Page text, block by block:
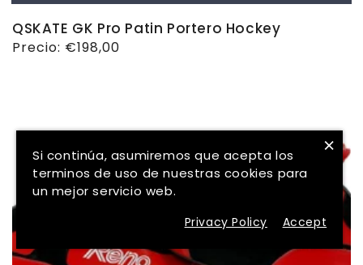
QSKATE GK Pro Patin Portero Hockey
Precio
Precio: €198,00
×
Si continúa, asumiremos que acepta los
terminos de uso de nuestras cookies para
un mejor servicio web.
Privacy Policy Accept